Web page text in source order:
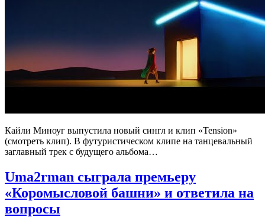
Кайли Миноуг выпустила новый сингл и клип «Tension»
(смотреть клип). В футуристическом клипе на танцевальный
заглавный трек с будущего альбома…
Uma2rman сыграла премьеру
«Коромысловой башни» и ответила на
вопросы